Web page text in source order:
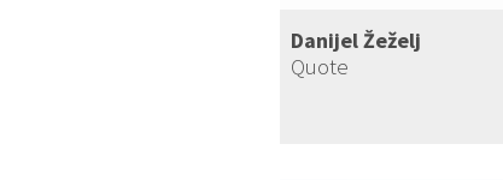
Danijel Žeželj
Quote